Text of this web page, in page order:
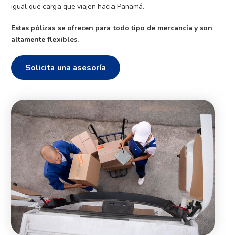
igual que carga que viajen hacia Panamá.
Estas pólizas se ofrecen para todo tipo de mercancía y son
altamente flexibles.
Solicita una asesoría